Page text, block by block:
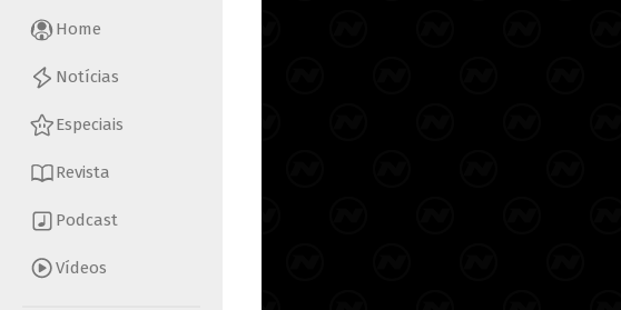
Home
Notícias
Especiais
Revista
Podcast
Vídeos